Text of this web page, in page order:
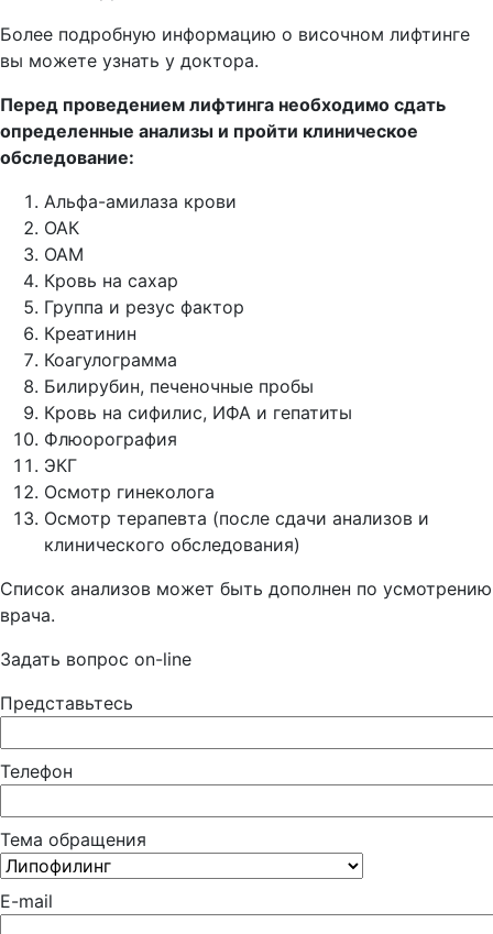
Более подробную информацию о височном лифтинге
вы можете узнать у доктора.
Перед проведением лифтинга необходимо сдать
определенные анализы и пройти клиническое
обследование:
Альфа-амилаза крови
ОАК
ОАМ
Кровь на сахар
Группа и резус фактор
Креатинин
Коагулограмма
Билирубин, печеночные пробы
Кровь на сифилис, ИФА и гепатиты
Флюорография
ЭКГ
Осмотр гинеколога
Осмотр терапевта (после сдачи анализов и
клинического обследования)
Список анализов может быть дополнен по усмотрению
врача.
Задать вопрос on-line
Представьтесь
Телефон
Тема обращения
E-mail